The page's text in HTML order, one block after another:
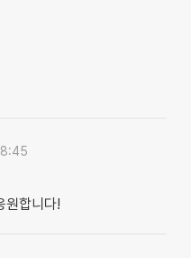
원합니다!